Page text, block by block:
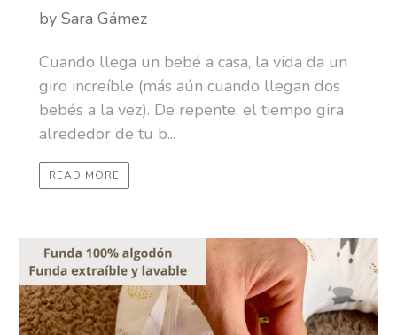
by Sara Gámez
Cuando llega un bebé a casa, la vida da un
giro increíble (más aún cuando llegan dos
bebés a la vez). De repente, el tiempo gira
alrededor de tu b...
READ MORE